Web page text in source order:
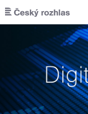
Přejít k hlavnímu obsahu